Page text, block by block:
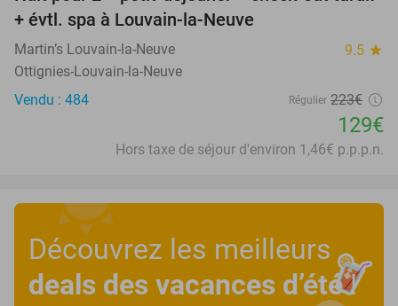
+ évtl. spa à Louvain-la-Neuve
Martin’s Louvain-la-Neuve 9.5 star
Ottignies-Louvain-la-Neuve
Vendu : 484
Régulier 223€
129€
Hors taxe de séjour d'environ 1,46€ p.p.p.n.
Découvrez les meilleurs
deals des vacances d’été!